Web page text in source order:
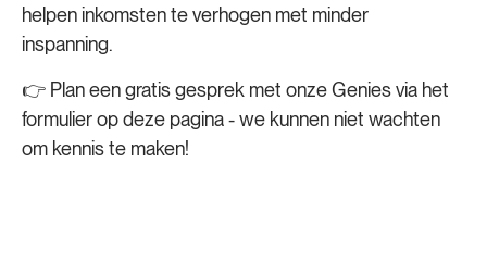
helpen inkomsten te verhogen met minder
inspanning.
👉 Plan een gratis gesprek met onze Genies via het
formulier op deze pagina - we kunnen niet wachten
om kennis te maken!